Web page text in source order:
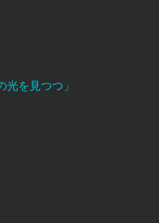
を見つつ」